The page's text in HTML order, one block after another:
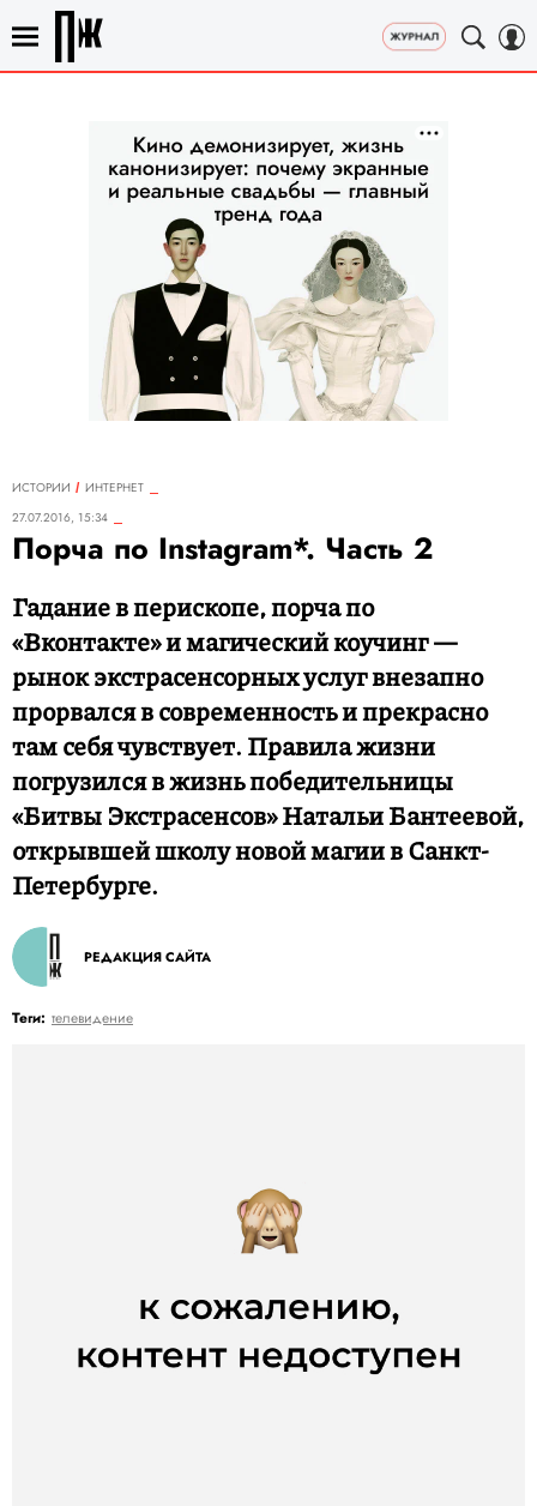
ИСТОРИИ
ИНТЕРНЕТ
27.07.2016, 15:34
Порча по Instagram*. Часть 2
Гадание в перископе, порча по
«Вконтакте» и магический коучинг —
рынок экстрасенсорных услуг внезапно
прорвался в современность и прекрасно
там себя чувствует. Правила жизни
погрузился в жизнь победительницы
«Битвы Экстрасенсов» Натальи Бантеевой,
открывшей школу новой магии в Санкт-
Петербурге.
РЕДАКЦИЯ САЙТА
Теги: телевидение